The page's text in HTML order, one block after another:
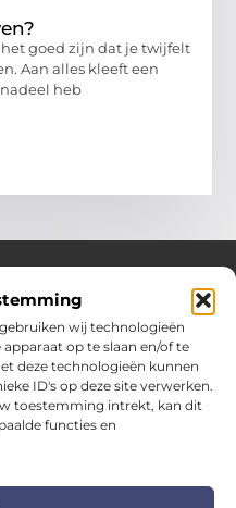
wij technologieën
op te slaan en/of te
deze technologieën kunnen
ID's op deze site verwerken.
toestemming intrekt, kan dit
functies en
goed zijn dat je twijfelt
Aan alles kleeft een
heb
handige tips voor het
blogs en artikelen
en verrassende inzichten